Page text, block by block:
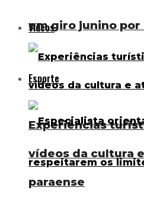
Vídeos
Experiências
vídeos da cultura
paraense
em giro junino por
Esporte